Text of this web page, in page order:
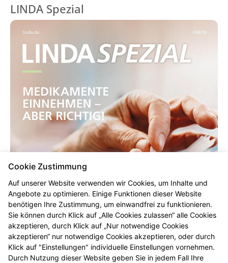
LINDA Spezial
Cookie Zustimmung
Auf unserer Website verwenden wir Cookies, um Inhalte und
Angebote zu optimieren. Einige Funktionen dieser Website
benötigen Ihre Zustimmung, um einwandfrei zu funktionieren.
Sie können durch Klick auf „Alle Cookies zulassen“ alle Cookies
akzeptieren, durch Klick auf „Nur notwendige Cookies
akzeptieren“ nur notwendige Cookies akzeptieren, oder durch
Klick auf "Einstellungen" individuelle Einstellungen vornehmen.
Durch Nutzung dieser Website geben Sie in jedem Fall Ihre